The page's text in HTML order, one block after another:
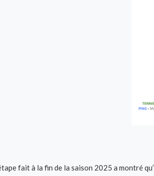
fait à la fin de la saison 2025 a montré qu’